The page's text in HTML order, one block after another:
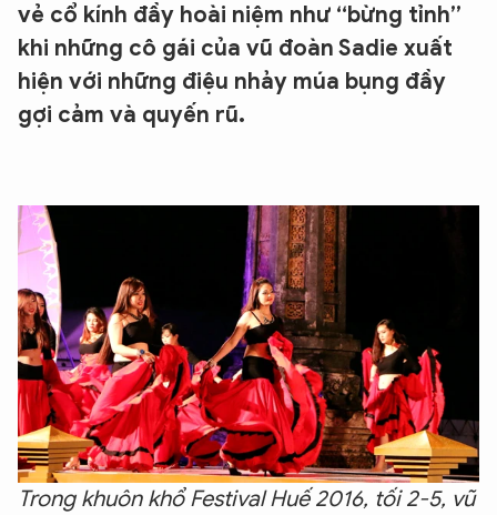
vẻ cổ kính đầy hoài niệm như “bừng tỉnh”
khi những cô gái của vũ đoàn Sadie xuất
hiện với những điệu nhảy múa bụng đầy
gợi cảm và quyến rũ.
Trong khuôn khổ Festival Huế 2016, tối 2-5, vũ